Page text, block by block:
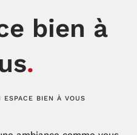
bien à
.
ESPACE BIEN À VOUS